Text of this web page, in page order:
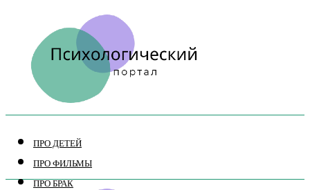
ПРО ДЕТЕЙ
ПРО ФИЛЬМЫ
ПРО БРАК